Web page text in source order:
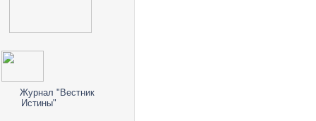
Журнал "Вестник
Истины"